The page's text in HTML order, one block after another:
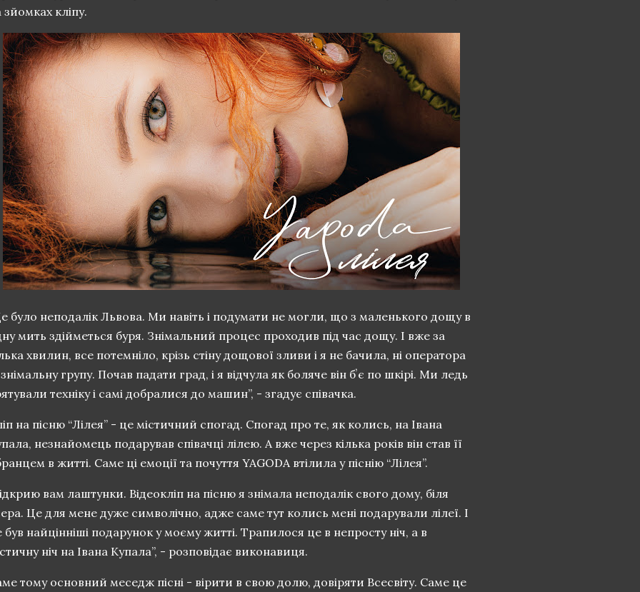
зйомках кліпу.
було неподалік Львова. Ми навіть і подумати не могли, що з маленького дощу в
мить здійметься буря. Знімальний процес проходив під час дощу. І вже за
хвилин, все потемніло, крізь стіну дощової зливи і я не бачила, ні оператора
знімальну групу. Почав падати град, і я відчула як боляче він бʼє по шкірі. Ми ледь
техніку і самі добралися до машин”, - згадує співачка.
на пісню “Лілея” - це містичний спогад. Спогад про те, як колись, на Івана
незнайомець подарував співачці лілею. А вже через кілька років він став її
в житті. Саме ці емоції та почуття YAGODA втілила у піснію “Лілея”.
вам лаштунки. Відеокліп на пісню я знімала неподалік свого дому, біля
Це для мене дуже символічно, адже саме тут колись мені подарували лілеї. І
був найцінніші подарунок у моєму житті. Трапилося це в непросту ніч, а в
ніч на Івана Купала”, - розповідає виконавиця.
тому основний меседж пісні - вірити в свою долю, довіряти Всесвіту. Саме це